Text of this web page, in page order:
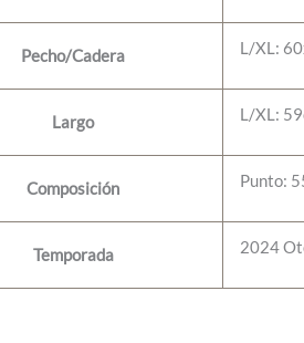
Pecho/Cadera L/XL:
Largo L/XL:
Composición Punto:
Temporada 2024